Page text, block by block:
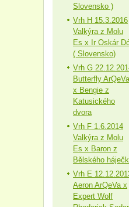
Slovensko )
Vrh H 15.3.2016
Valkýra z Molu
Es x Ir Oskár
( Slovensko)
Vrh G
Butterfly ArQeVa
x Bengie z
Katusického
dvora
Vrh F 1.6.2014
Valkýra z Molu
Es x Baron z
Bělského
Vrh E
Aeron ArQeVa x
Expert Wolf